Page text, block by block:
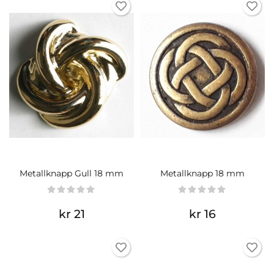
Metallknapp Gull 18 mm
kr 21
Metallknapp 18 mm
kr 16